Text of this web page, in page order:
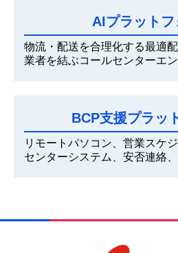
AIプラットフ
物流・配送を合理化する最適
業者を結ぶコールセンターエ
BCP支援プラッ
リモートパソコン、営業スケ
センターシステム、安否連絡